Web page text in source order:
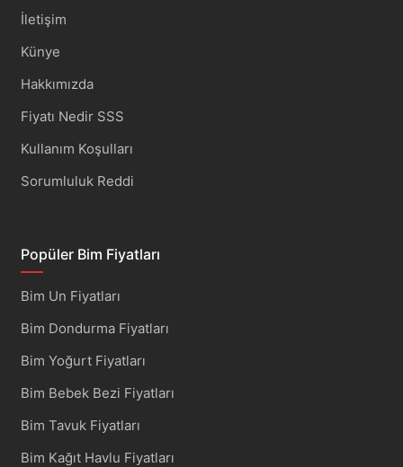
İletişim
Künye
Hakkımızda
Fiyatı Nedir SSS
Kullanım Koşulları
Sorumluluk Reddi
Popüler Bim Fiyatları
Bim Un Fiyatları
Bim Dondurma Fiyatları
Bim Yoğurt Fiyatları
Bim Bebek Bezi Fiyatları
Bim Tavuk Fiyatları
Bim Kağıt Havlu Fiyatları